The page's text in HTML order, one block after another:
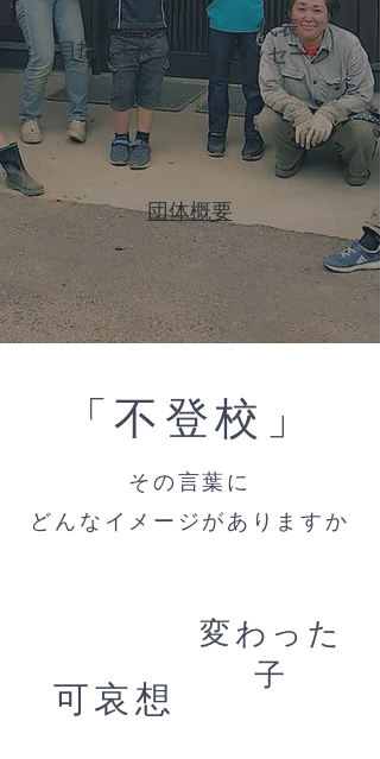
目指す未来
代表
​メッセージ
団体概要
「​不登校」
その言葉に
​どんなイメージがありますか
変わった
子
​可哀想